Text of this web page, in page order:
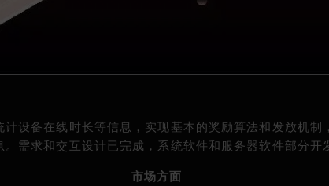
设备在线时长等信息，实现基本的奖励算法和发放机
需求和交互设计已完成，系统软件和服务器软件部分开
市场方面